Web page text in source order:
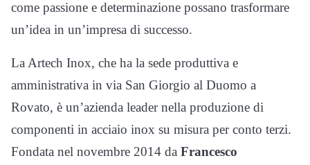
come passione e determinazione possano trasformare
un’idea in un’impresa di successo.
La Artech Inox, che ha la sede produttiva e
amministrativa in via San Giorgio al Duomo a
Rovato, è un’azienda leader nella produzione di
componenti in acciaio inox su misura per conto terzi.
Fondata nel novembre 2014 da Francesco